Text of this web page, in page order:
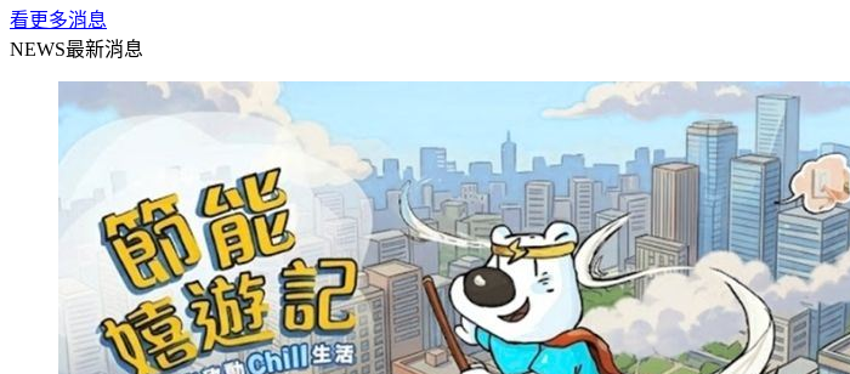
看更多消息
NEWS最新消息